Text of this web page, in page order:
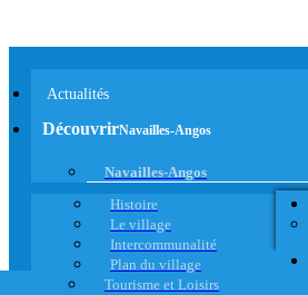
Actualités
DécouvrirNavailles-Angos
Navailles-Angos
Histoire
Le village
Intercommunalité
Plan du village
Tourisme et Loisirs